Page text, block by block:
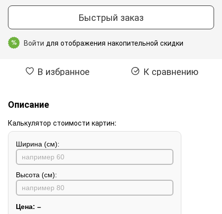
Быстрый заказ
% Войти для отображения накопительной скидки
В избранное К сравнению
Описание
Калькулятор стоимости картин:
Ширина (см):
Высота (см):
Цена: –